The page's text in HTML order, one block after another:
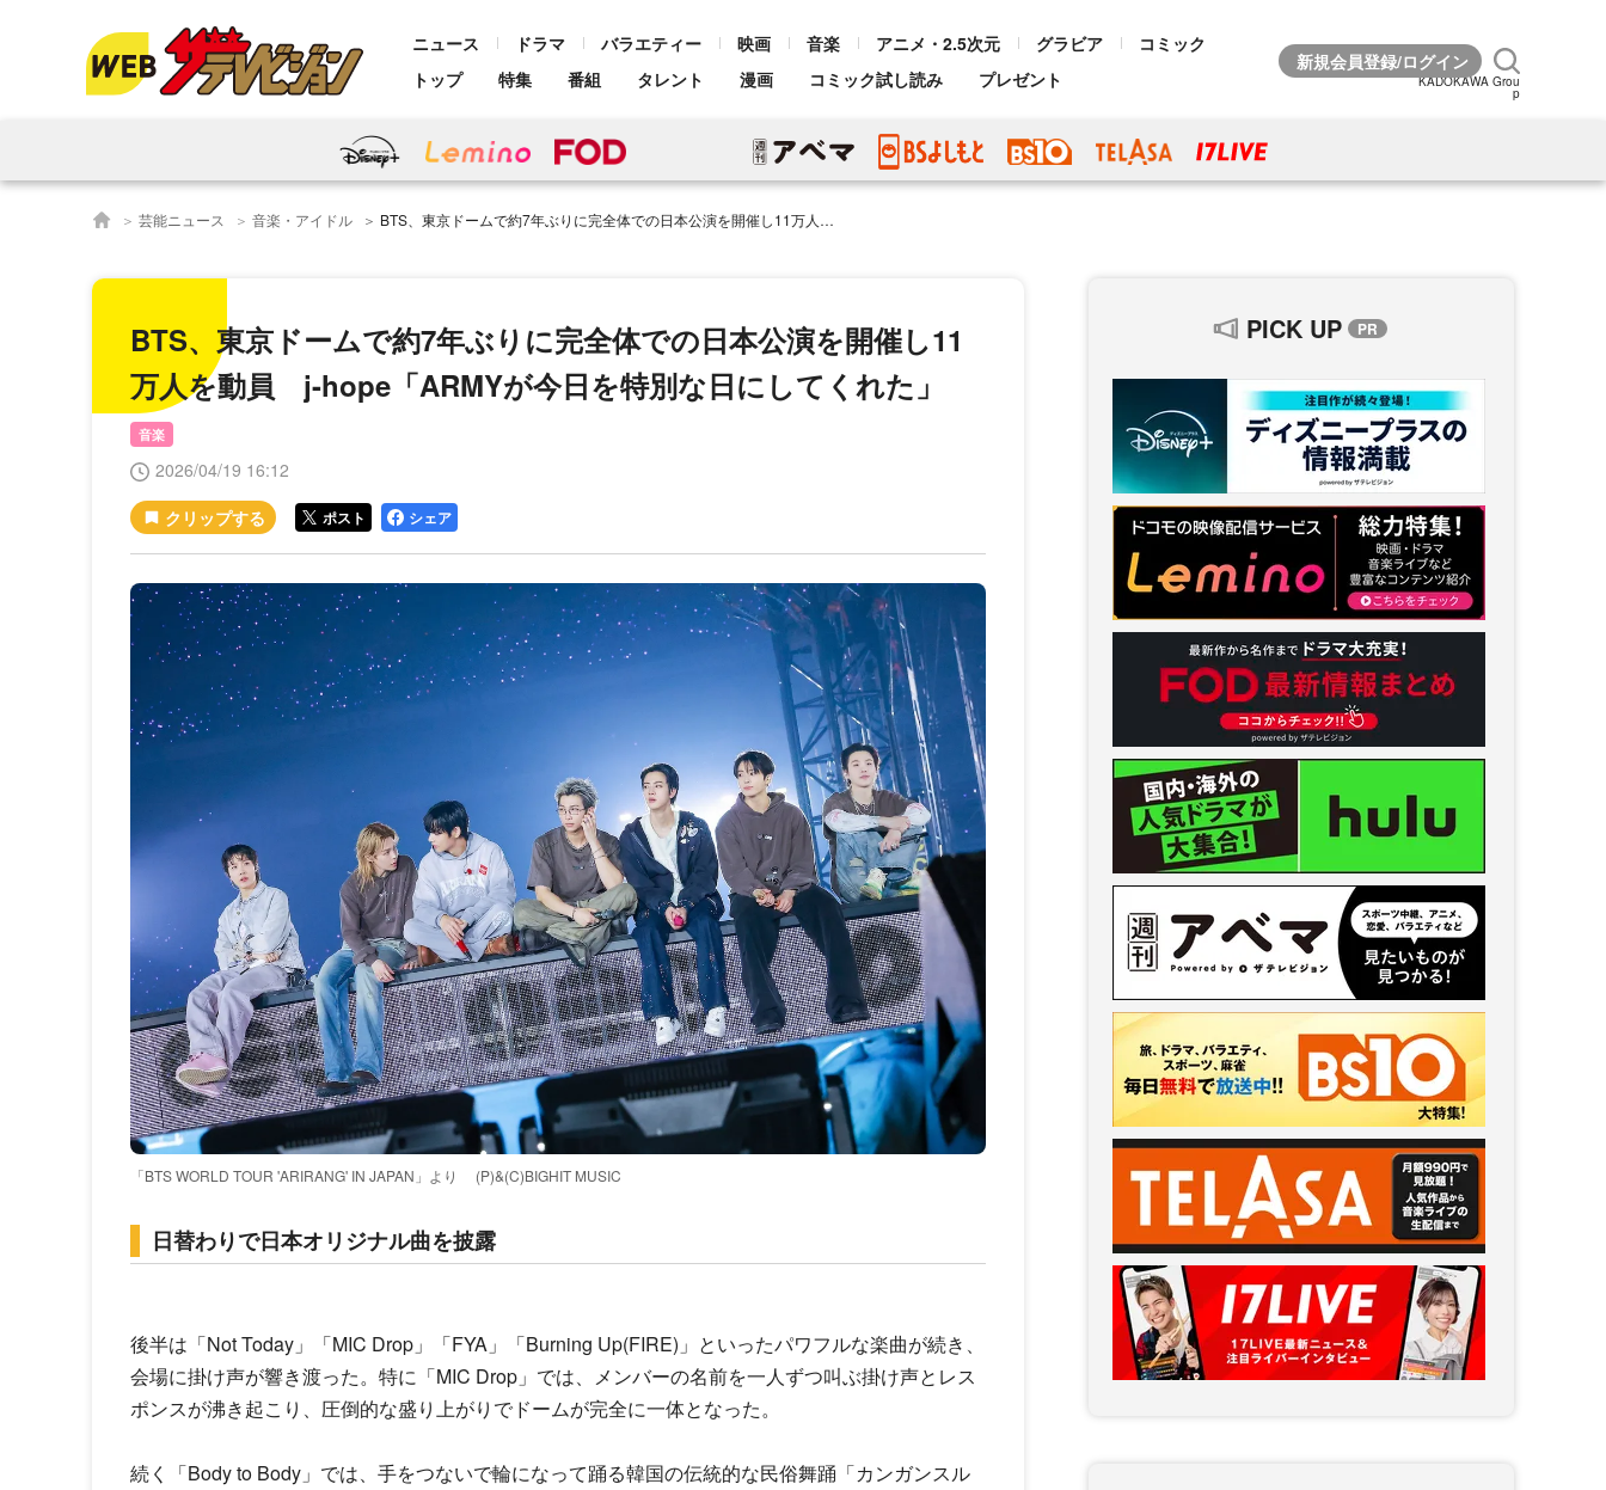
ニュース ドラマ バラエティー 映画 音楽 アニメ・2.5次元 グラビア
コミック
トップ
特集 番組 タレント 漫画 コミック試し読み プレゼント KADOKAWA Grou
p
芸能ニュース 音楽・アイドル BTS、東京ドームで約7年ぶりに完全体での日本公演を開催し11万人を動員 j-hope「ARMYが今日を特別な日にしてくれた」
BTS、東京ドームで約7年ぶりに完全体での日本公演を開催し11
万人を動員 j-hope「ARMYが今日を特別な日にしてくれた」
音楽
2026/04/19 16:12
ポスト シェア
「BTS WORLD TOUR 'ARIRANG' IN JAPAN」より (P)&(C)BIGHIT MUSIC
日替わりで日本オリジナル曲を披露
後半は「Not Today」「MIC Drop」「FYA」「Burning Up(FIRE)」といったパワフルな楽曲が続き、
会場に掛け声が響き渡った。特に「MIC Drop」では、メンバーの名前を一人ずつ叫ぶ掛け声とレス
ポンスが沸き起こり、圧倒的な盛り上がりでドームが完全に一体となった。
続く「Body to Body」では、手をつないで輪になって踊る韓国の伝統的な民俗舞踊「カンガンスル
PICK UP